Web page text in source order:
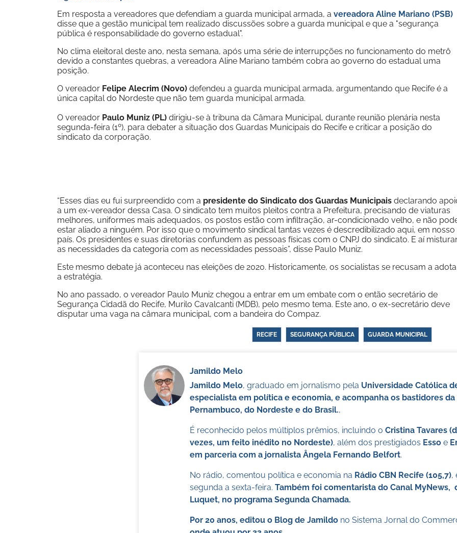
Em resposta a vereadores que defendiam a guarda municipal armada, a vereadora Aline Mariano (PSB)
disse que a gestão municipal tem realizado discussões sobre a guarda municipal e que a "segurança
pública é responsabilidade do governo estadual".
No clima eleitoral deste ano, nesta semana, após uma série de interrupções no funcionamento do metrô
devido a constantes quebras, a vereadora Aline Mariano também cobra ao governo do estadual uma
posição.
O vereador Felipe Alecrim (Novo) defendeu a guarda municipal armada, argumentando que Recife é a
única capital do Nordeste que não tem guarda municipal armada.
O vereador Paulo Muniz (PL) dirigiu-se à tribuna da Câmara Municipal, durante reunião plenária nesta
segunda-feira (1º), para debater a situação dos Guardas Municipais do Recife e criticar a posição do
sindicato da corporação.
“Esses dias eu fui surpreendido com a presidente do Sindicato dos Guardas Municipais declarando
a um ex-vereador dessa Casa. O sindicato tem muitos pleitos contra a Prefeitura, precisando de viaturas
melhores, uniformes mais adequados, os postos estão com infiltração, ar-condicionado velho, e não
estar aliado a ninguém. Por isso que o movimento sindical tantas vezes é descredibilizado aqui, em nosso
país. Os presidentes e suas diretorias confundem as pessoas físicas com o CNPJ do sindicato. E aí
as necessidades da categoria com as necessidades pessoais”, disse Paulo Muniz.
Este mesmo debate já aconteceu nas eleições de 2020. Historicamente, os socialistas se recusam a
a estratégia.
No ano passado, o vereador Paulo Muniz chegou a entrar em um embate com o então secretário de
Segurança Cidadã do Recife, Murilo Cavalcanti (MDB), pelo mesmo tema. Este ano, o ex-secretário deve
disputar uma vaga na câmara municipal, com a bandeira do Compaz.
RECIFE SEGURANÇA PÚBLICA GUARDA MUNICIPAL
Jamildo Melo
Jamildo Melo, graduado em jornalismo pela Universidade Católica
especialista em política e economia, e acompanha os bastidores
Pernambuco, do Nordeste e do Brasil.,
É reconhecido pelos múltiplos prêmios, incluindo o Cristina Tavares
vezes, um feito inédito no Nordeste), além dos prestigiados Essoe
em parceria com a jornalista Ângela Fernando Belfort.
No rádio, comentou política e economia na Rádio CBN Recife (105,7),
segunda a sexta-feira. Também foi comentarista do Canal MyNews,
Luquet, no programa Segunda Chamada.
Por 20 anos, editou o Blog de Jamildo no Sistema Jornal do